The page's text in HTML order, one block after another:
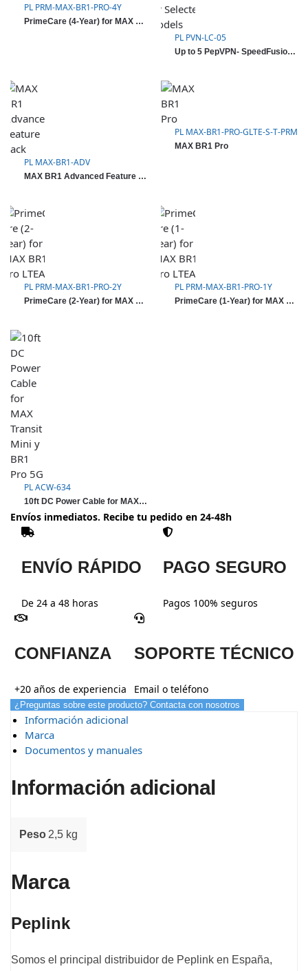
PL PRM-MAX-BR1-PRO-4Y
PrimeCare (4-Year) for MAX BR1 Pro LTEA
PL PVN-LC-05
Up to 5 PepVPN- SpeedFusion Peers License Key for Selected Models
PL MAX-BR1-ADV
MAX BR1 Advanced Feature Pack
PL MAX-BR1-PRO-GLTE-S-T-PRM
MAX BR1 Pro
PL PRM-MAX-BR1-PRO-2Y
PrimeCare (2-Year) for MAX BR1 Pro LTEA
PL PRM-MAX-BR1-PRO-1Y
PrimeCare (1-Year) for MAX BR1 Pro LTEA
PL ACW-634
10ft DC Power Cable for MAX Transit Mini y BR1 Pro 5G
Envíos inmediatos. Recibe tu pedido en 24-48h
ENVÍO RÁPIDO
De 24 a 48 horas
PAGO SEGURO
Pagos 100% seguros
CONFIANZA
+20 años de experiencia
SOPORTE TÉCNICO
Email o teléfono
¿Preguntas sobre este producto? Contacta con nosotros
Información adicional
Marca
Documentos y manuales
Información adicional
Peso 2,5 kg
Marca
Peplink
Somos el principal distribuidor de Peplink en España,